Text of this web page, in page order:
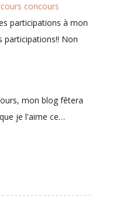
concours
participations à mon
participations!! Non
mon blog fêtera
je l'aime ce…